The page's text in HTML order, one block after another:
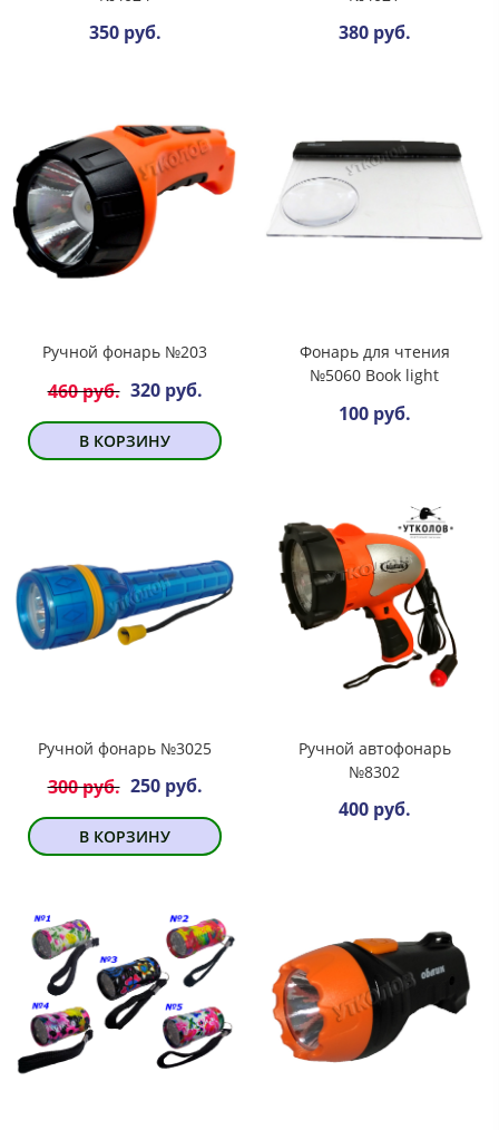
350 руб. 380 руб.
Ручной фонарь №203
460 руб. 320 руб.
В КОРЗИНУ
Фонарь для чтения
№5060 Book light
100 руб.
Ручной фонарь №3025
300 руб. 250 руб.
В КОРЗИНУ
Ручной автофонарь
№8302
400 руб.